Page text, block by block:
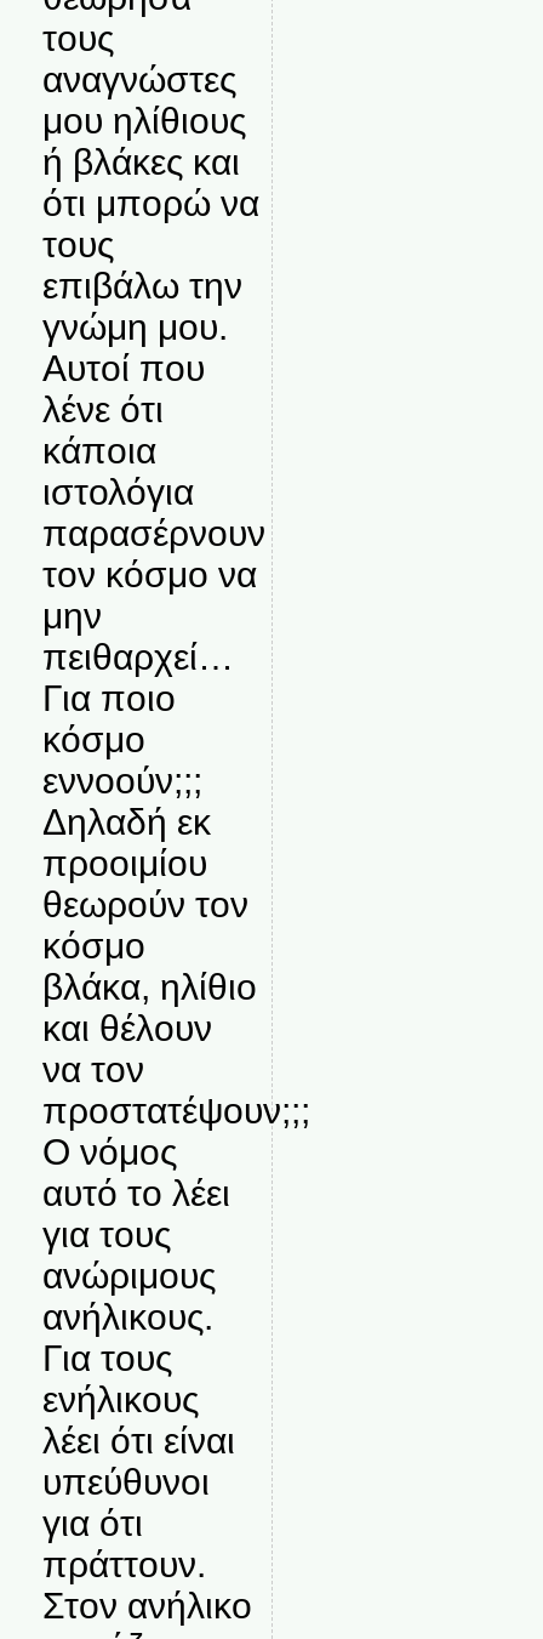
τους
αναγνώστες
μου ηλίθιους
ή βλάκες και
ότι μπορώ να
τους
επιβάλω την
γνώμη μου.
Αυτοί που
λένε ότι
κάποια
ιστολόγια
παρασέρνουν
τον κόσμο να
μην
πειθαρχεί…
Για ποιο
κόσμο
εννοούν;;;
Δηλαδή εκ
προοιμίου
θεωρούν τον
κόσμο
βλάκα, ηλίθιο
και θέλουν
να τον
προστατέψουν;;;
Ο νόμος
αυτό το λέει
για τους
ανώριμους
ανήλικους.
Για τους
ενήλικους
λέει ότι είναι
υπεύθυνοι
για ότι
πράττουν.
Στον ανήλικο